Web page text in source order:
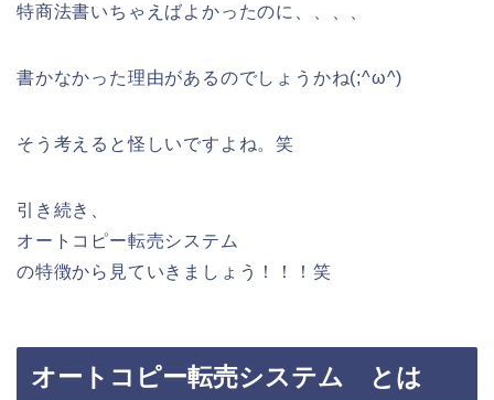
特商法書いちゃえばよかったのに、、、、
書かなかった理由があるのでしょうかね(;^ω^)
そう考えると怪しいですよね。笑
引き続き、
オートコピー転売システム
の特徴から見ていきましょう！！！笑
オートコピー転売システム とは